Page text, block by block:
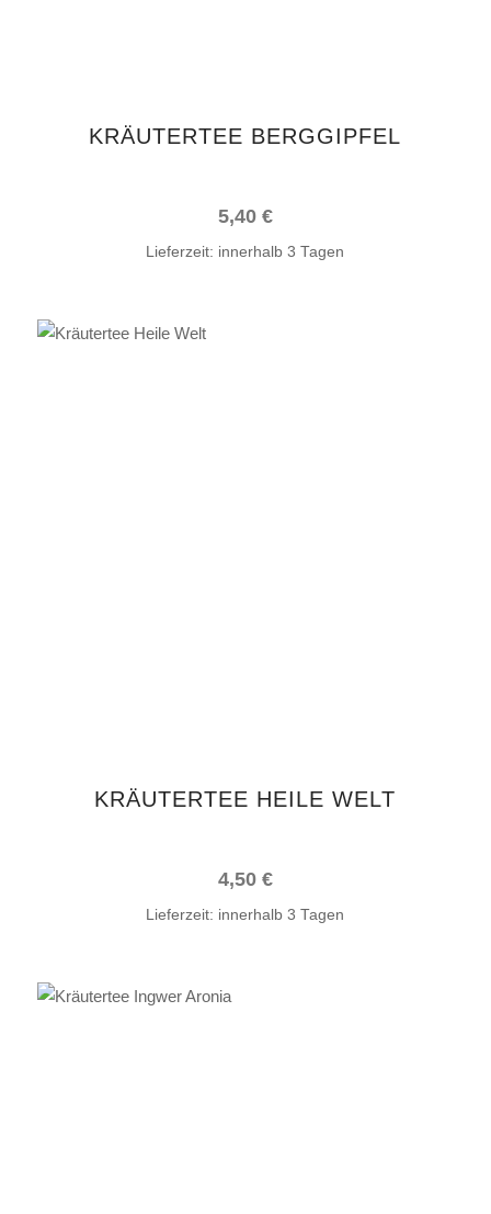
KRÄUTERTEE BERGGIPFEL
5,40 €
Lieferzeit: innerhalb 3 Tagen
KRÄUTERTEE HEILE WELT
4,50 €
Lieferzeit: innerhalb 3 Tagen